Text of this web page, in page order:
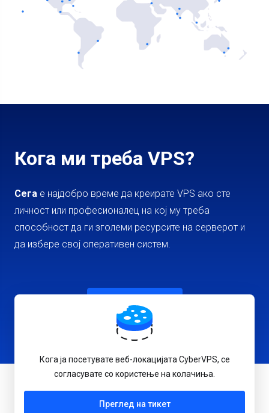
Кога ми треба VPS?
Сега е најдобро време да креирате VPS ако сте
личност или професионалец на кој му треба
способност да ги зголеми ресурсите на серверот и
да избере свој оперативен систем.
Креирајте VPS
Кога ја посетувате веб-локацијата CyberVPS, се
согласувате со користење на колачиња.
Преглед на тикет